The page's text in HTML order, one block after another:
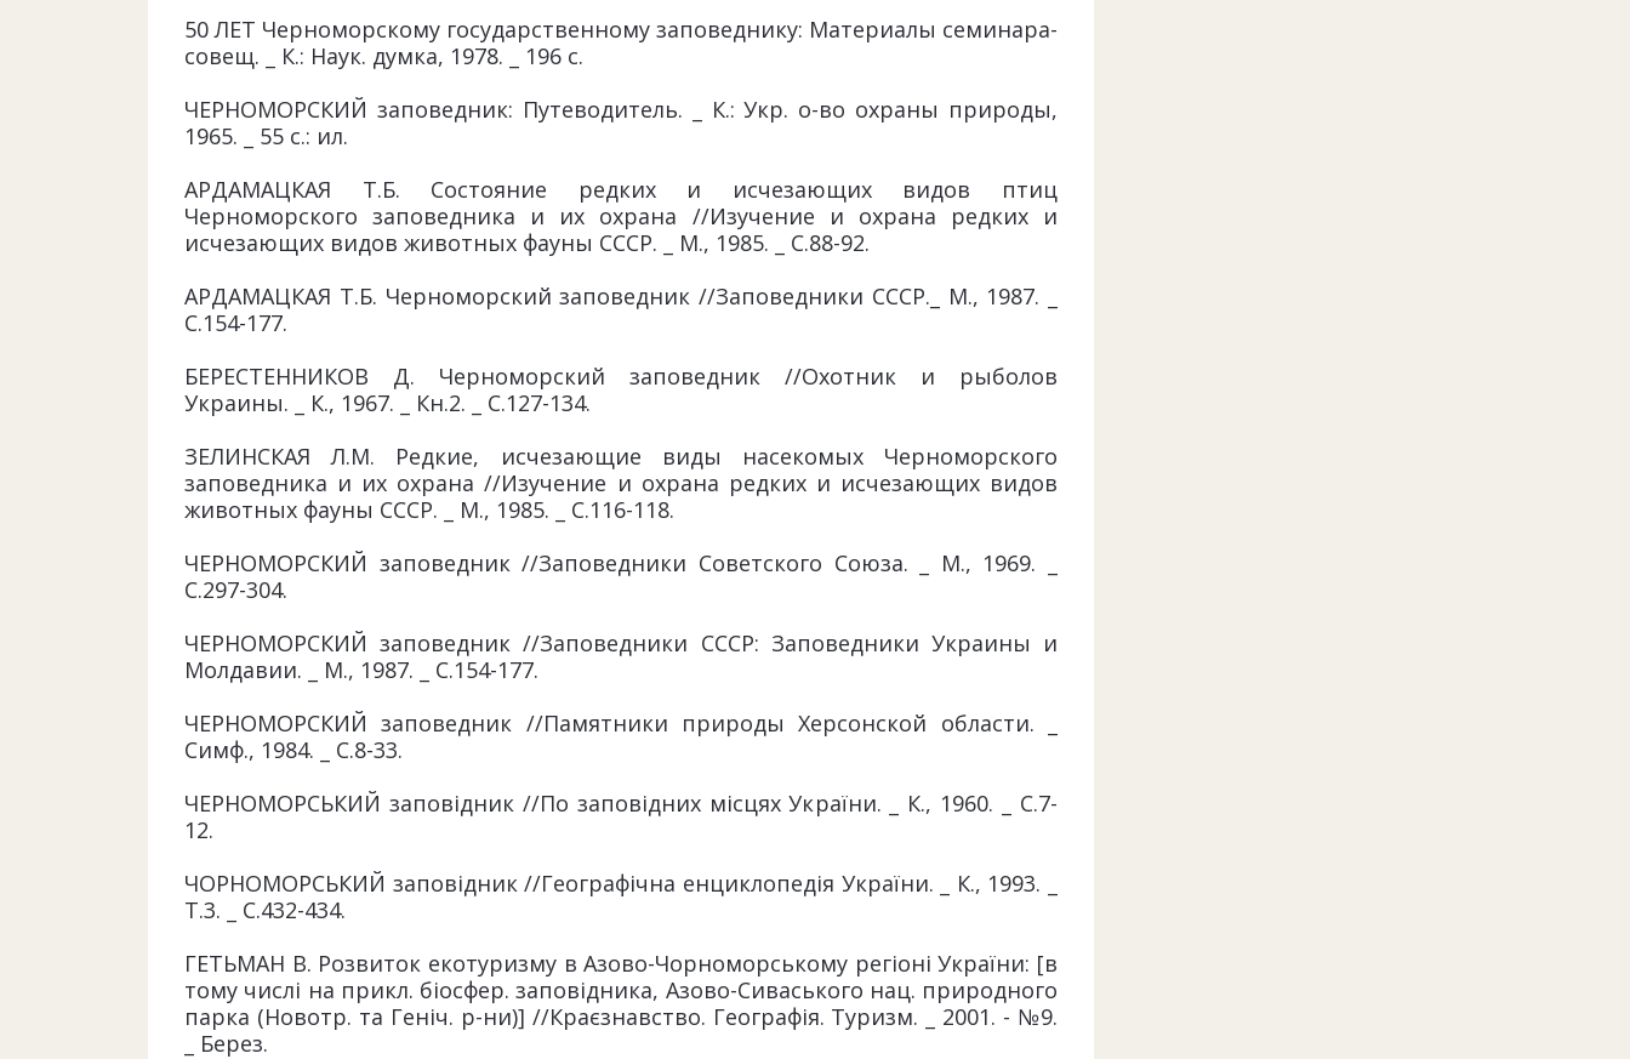
50 ЛЕТ Черноморскому государственному заповеднику: Материалы семинара-
совещ. _ К.: Наук. думка, 1978. _ 196 с.
ЧЕРНОМОРСКИЙ заповедник: Путеводитель. _ К.: Укр. о-во охраны природы,
1965. _ 55 с.: ил.
АРДАМАЦКАЯ Т.Б. Состояние редких и исчезающих видов птиц
Черноморского заповедника и их охрана //Изучение и охрана редких и
исчезающих видов животных фауны СССР. _ М., 1985. _ С.88-92.
АРДАМАЦКАЯ Т.Б. Черноморский заповедник //Заповедники СССР._ М., 1987. _
С.154-177.
БЕРЕСТЕННИКОВ Д. Черноморский заповедник //Охотник и рыболов
Украины. _ К., 1967. _ Кн.2. _ С.127-134.
ЗЕЛИНСКАЯ Л.М. Редкие, исчезающие виды насекомых Черноморского
заповедника и их охрана //Изучение и охрана редких и исчезающих видов
животных фауны СССР. _ М., 1985. _ С.116-118.
ЧЕРНОМОРСКИЙ заповедник //Заповедники Советского Союза. _ М., 1969. _
С.297-304.
ЧЕРНОМОРСКИЙ заповедник //Заповедники СССР: Заповедники Украины и
Молдавии. _ М., 1987. _ С.154-177.
ЧЕРНОМОРСКИЙ заповедник //Памятники природы Херсонской области. _
Симф., 1984. _ С.8-33.
ЧЕРНОМОРСЬКИЙ заповідник //По заповідних місцях України. _ К., 1960. _ С.7-
12.
ЧОРНОМОРСЬКИЙ заповідник //Географічна енциклопедія України. _ К., 1993. _
Т.3. _ С.432-434.
ГЕТЬМАН В. Розвиток екотуризму в Азово-Чорноморському регіоні України: [в
тому числі на прикл. біосфер. заповідника, Азово-Сиваського нац. природного
парка (Новотр. та Геніч. р-ни)] //Краєзнавство. Географія. Туризм. _ 2001. - №9.
_ Берез.